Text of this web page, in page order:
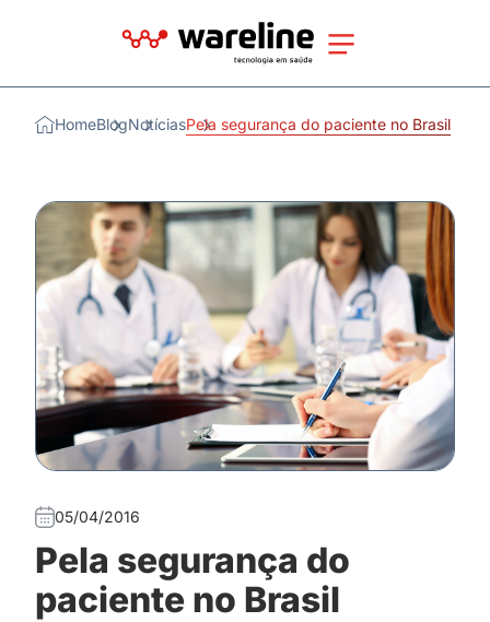
HomeBlogNotíciasPela segurança do paciente no Brasil
05/04/2016
Pela segurança do
paciente no Brasil